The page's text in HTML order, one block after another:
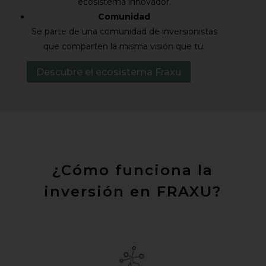
Comunidad
Se parte de una comunidad de inversionistas
que comparten la misma visión que tú.
Descubre el ecosistema Fraxu
¿Cómo funciona la
inversión en FRAXU?